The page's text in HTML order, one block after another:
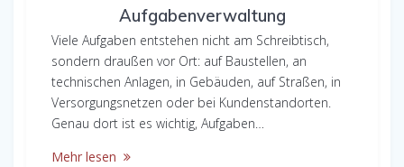
Aufgabenverwaltung
Viele Aufgaben entstehen nicht am Schreibtisch,
sondern draußen vor Ort: auf Baustellen, an
technischen Anlagen, in Gebäuden, auf Straßen, in
Versorgungsnetzen oder bei Kundenstandorten.
Genau dort ist es wichtig, Aufgaben…
Mehr lesen